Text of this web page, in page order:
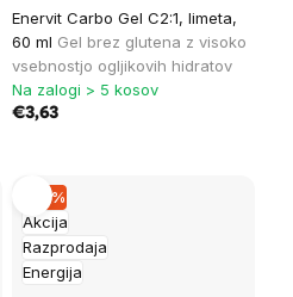
Enervit Carbo Gel C2:1, limeta,
60 ml Gel brez glutena z visoko
vsebnostjo ogljikovih hidratov
Na zalogi > 5 kosov
€3,63
Akcija
Razprodaja
Energija
–15 %